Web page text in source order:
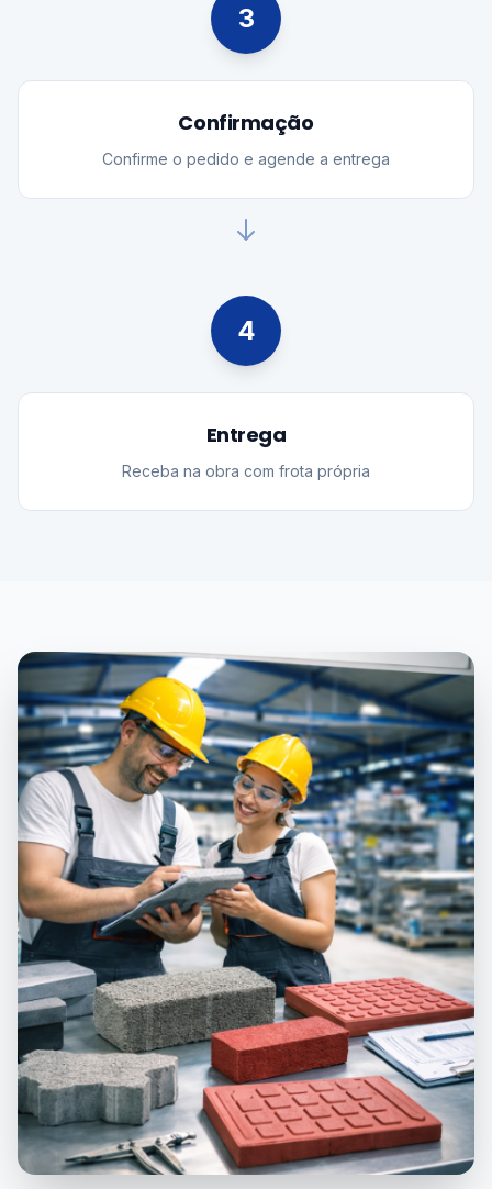
3
Confirmação
Confirme o pedido e agende a entrega
4
Entrega
Receba na obra com frota própria